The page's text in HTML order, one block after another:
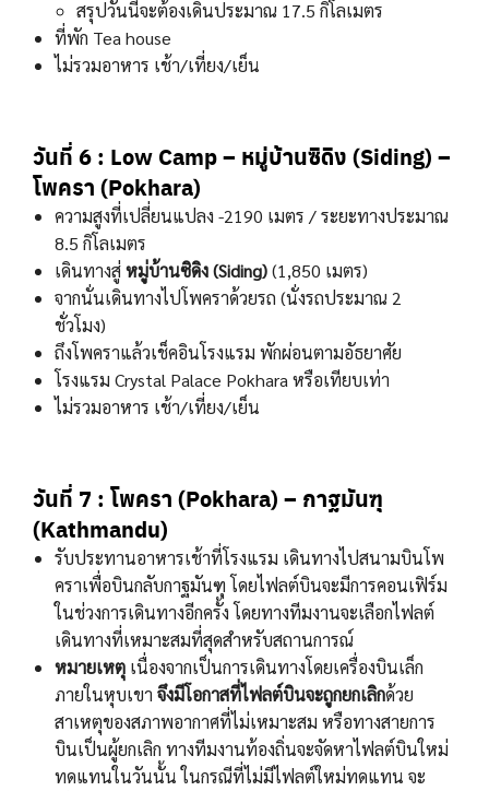
สรุปวันนี้จะต้องเดินประมาณ 17.5 กิโลเมตร
ที่พัก Tea house
ไม่รวมอาหาร เช้า/เที่ยง/เย็น
วันที่ 6 : Low Camp – หมู่บ้านซิดิง (Siding) –
โพครา (Pokhara)
ความสูงที่เปลี่ยนแปลง -2190 เมตร / ระยะทางประมาณ
8.5 กิโลเมตร
เดินทางสู่หมู่บ้านซิดิง (Siding)(1,850 เมตร)
จากนั่นเดินทางไปโพคราด้วยรถ (นั่งรถประมาณ 2
ชั่วโมง)
ถึงโพคราแล้วเช็คอินโรงแรม พักผ่อนตามอัธยาศัย
โรงแรม Crystal Palace Pokhara หรือเทียบเท่า
ไม่รวมอาหาร เช้า/เที่ยง/เย็น
วันที่ 7 : โพครา (Pokhara) – กาฐมันฑุ
(Kathmandu)
รับประทานอาหารเช้าที่โรงแรม เดินทางไปสนามบินโพ
คราเพื่อบินกลับกาฐมันฑุ โดยไฟลต์บินจะมีการคอนเฟิร์ม
ในช่วงการเดินทางอีกครั้ง โดยทางทีมงานจะเลือกไฟลต์
เดินทางที่เหมาะสมที่สุดสำหรับสถานการณ์
หมายเหตุ เนื่องจากเป็นการเดินทางโดยเครื่องบินเล็ก
ภายในหุบเขา จึงมีโอกาสที่ไฟลต์บินจะถูกยกเลิกด้วย
สาเหตุของสภาพอากาศที่ไม่เหมาะสม หรือทางสายการ
บินเป็นผู้ยกเลิก ทางทีมงานท้องถิ่นจะจัดหาไฟลต์บินใหม่
ทดแทนในวันนั้น ในกรณีที่ไม่มีไฟลต์ใหม่ทดแทน จะ